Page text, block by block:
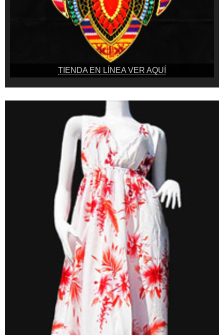
TIENDA EN LÍNEA VER AQUÍ